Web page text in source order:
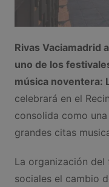
Rivas Vaciamadrid
uno de los
música noventera:
celebrará en el
consolida como
grandes citas
La organización del
sociales el cambio